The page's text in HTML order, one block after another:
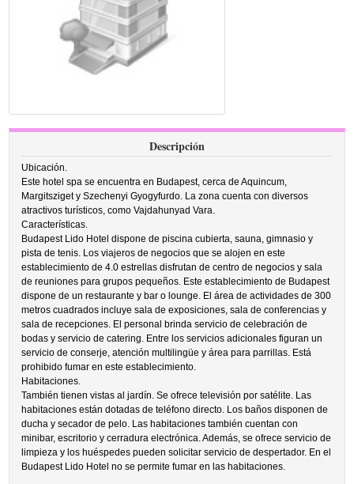
Descripción
Ubicación.
Este hotel spa se encuentra en Budapest, cerca de Aquincum,
Margitsziget y Szechenyi Gyogyfurdo. La zona cuenta con diversos
atractivos turísticos, como Vajdahunyad Vara.
Características.
Budapest Lido Hotel dispone de piscina cubierta, sauna, gimnasio y
pista de tenis. Los viajeros de negocios que se alojen en este
establecimiento de 4.0 estrellas disfrutan de centro de negocios y sala
de reuniones para grupos pequeños. Este establecimiento de Budapest
dispone de un restaurante y bar o lounge. El área de actividades de 300
metros cuadrados incluye sala de exposiciones, sala de conferencias y
sala de recepciones. El personal brinda servicio de celebración de
bodas y servicio de catering. Entre los servicios adicionales figuran un
servicio de conserje, atención multilingüe y área para parrillas. Está
prohibido fumar en este establecimiento.
Habitaciones.
También tienen vistas al jardín. Se ofrece televisión por satélite. Las
habitaciones están dotadas de teléfono directo. Los baños disponen de
ducha y secador de pelo. Las habitaciones también cuentan con
minibar, escritorio y cerradura electrónica. Además, se ofrece servicio de
limpieza y los huéspedes pueden solicitar servicio de despertador. En el
Budapest Lido Hotel no se permite fumar en las habitaciones.